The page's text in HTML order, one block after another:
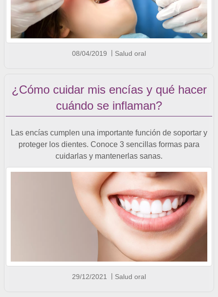
08/04/2019 Salud oral
¿Cómo cuidar mis encías y qué hacer
cuándo se inflaman?
Las encías cumplen una importante función de soportar y
proteger los dientes. Conoce 3 sencillas formas para
cuidarlas y mantenerlas sanas.
29/12/2021 Salud oral